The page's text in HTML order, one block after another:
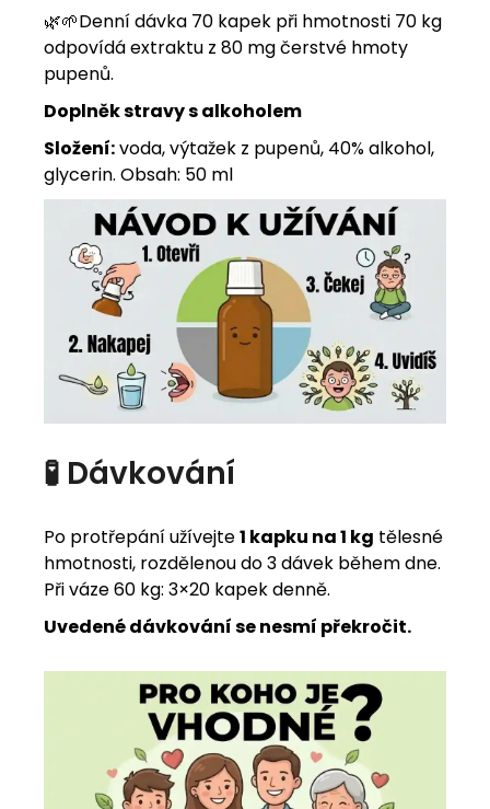
🌿🌱Denní dávka 70 kapek při hmotnosti 70 kg
odpovídá extraktu z 80 mg čerstvé hmoty
pupenů.
Doplněk stravy s alkoholem
Složení:voda, výtažek z pupenů, 40% alkohol,
glycerin. Obsah: 50 ml
🧪 Dávkování
Po protřepání užívejte1 kapku na 1 kg tělesné
hmotnosti, rozdělenou do 3 dávek během dne.
Při váze 60 kg: 3×20 kapek denně.
Uvedené dávkování se nesmí překročit.